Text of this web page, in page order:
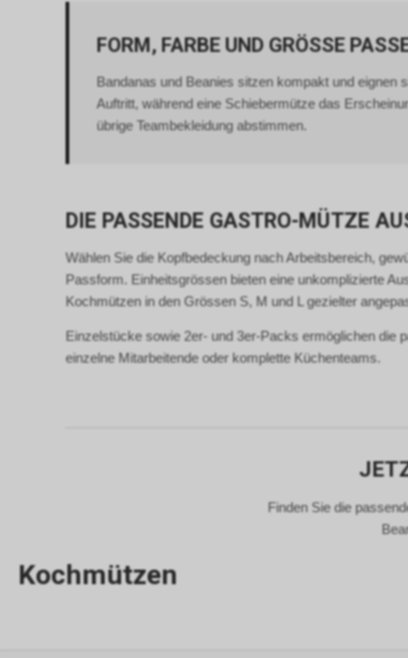
FORM, FARBE UND GRÖSSE
Bandanas und Beanies sitzen kompakt und eignen
Auftritt, während eine Schiebermütze das
übrige Teambekleidung abstimmen.
DIE PASSENDE GASTRO-MÜTZE
Wählen Sie die Kopfbedeckung nach Arbeitsbereich,
Passform. Einheitsgrössen bieten eine unkomplizierte
Kochmützen in den Grössen S, M und L gezielter
Einzelstücke sowie 2er- und 3er-Packs ermöglichen die
einzelne Mitarbeitende oder komplette Küchenteams.
Finden Sie die
Kochmützen